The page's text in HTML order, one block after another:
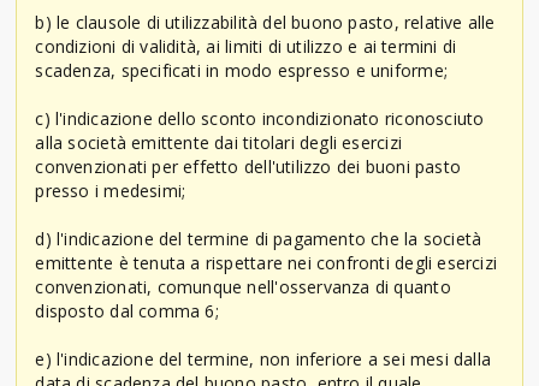
b) le clausole di utilizzabilità del buono pasto, relative alle
condizioni di validità, ai limiti di utilizzo e ai termini di
scadenza, specificati in modo espresso e uniforme;
c) l'indicazione dello sconto incondizionato riconosciuto
alla società emittente dai titolari degli esercizi
convenzionati per effetto dell'utilizzo dei buoni pasto
presso i medesimi;
d) l'indicazione del termine di pagamento che la società
emittente è tenuta a rispettare nei confronti degli esercizi
convenzionati, comunque nell'osservanza di quanto
disposto dal comma 6;
e) l'indicazione del termine, non inferiore a sei mesi dalla